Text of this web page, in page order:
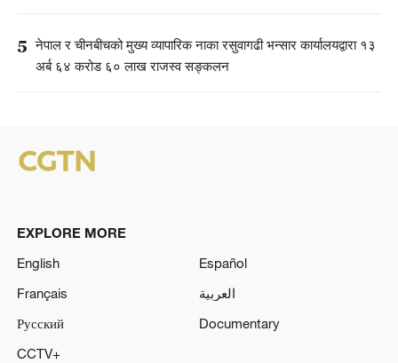
5 नेपाल र चीनबीचको मुख्य व्यापारिक नाका रसुवागढी भन्सार कार्यालयद्वारा १३
अर्ब ६४ करोड ६० लाख राजस्व सङ्कलन
EXPLORE MORE
English
Español
Français
العربية
Русский
Documentary
CCTV+